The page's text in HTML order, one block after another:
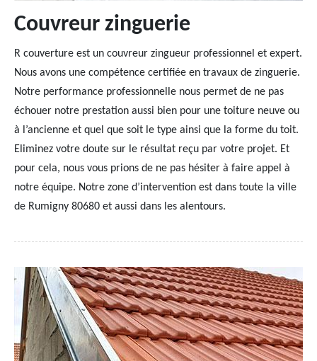
Couvreur zinguerie
R couverture est un couvreur zingueur professionnel et expert.
Nous avons une compétence certifiée en travaux de zinguerie.
Notre performance professionnelle nous permet de ne pas
échouer notre prestation aussi bien pour une toiture neuve ou
à l’ancienne et quel que soit le type ainsi que la forme du toit.
Eliminez votre doute sur le résultat reçu par votre projet. Et
pour cela, nous vous prions de ne pas hésiter à faire appel à
notre équipe. Notre zone d’intervention est dans toute la ville
de Rumigny 80680 et aussi dans les alentours.